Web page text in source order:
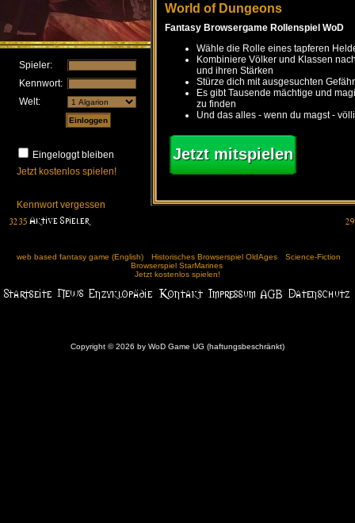
Spieler:
Kennwort:
Welt:
Eingeloggt bleiben
Jetzt kostenlos spielen!
Kennwort vergessen
World of Dungeons
Fantasy Browsergame Rollenspiel WoD
Wähle die Rolle eines tapferen
Kombiniere Völker und Klassen
und ihren Stärken
Stürze dich mit ausgesuchten
Es gibt Tausende mächtige und
zu finden
Und das alles - wenn du magst -
Jetzt mitspielen
web based fantasy game (English) Historisches Browserspiel OldAges
Science-Fiction
Browserspiel StarMarines
Jetzt kostenlos spielen!
Copyright © 2026 by WoD Game UG (haftungsbeschränkt)